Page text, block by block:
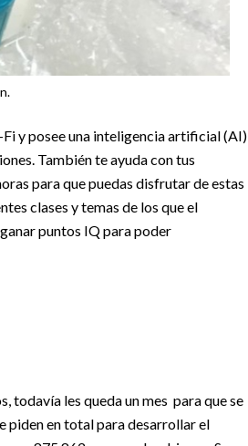
y posee una inteligencia artificial (AI)
También te ayuda con tus
para que puedas disfrutar de estas
clases y temas de los que el
puntos IQ para poder
todavía les queda un mes para que se
piden en total para desarrollar el